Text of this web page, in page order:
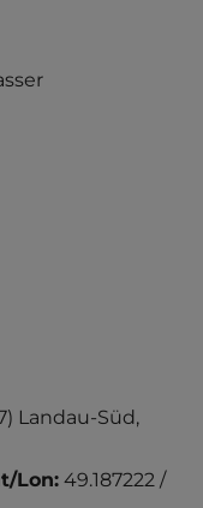
Landau-Süd,
Lon: 49.187222 /